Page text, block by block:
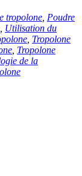
tropolone Poudre
Utilisation du
Tropolone
Tropolone
de la